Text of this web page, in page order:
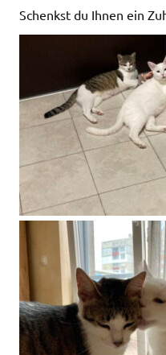
Schenkst du Ihnen ein